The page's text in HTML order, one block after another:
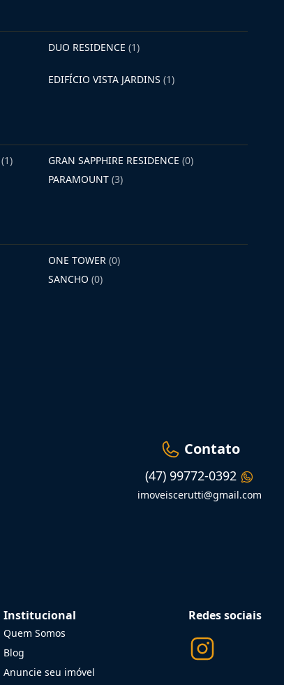
DUO RESIDENCE (1)
EDIFÍCIO VISTA JARDINS (1)
(1) GRAN SAPPHIRE RESIDENCE (0)
PARAMOUNT (3)
ONE TOWER (0)
SANCHO (0)
Contato
(47) 99772-0392
imoveiscerutti@gmail.com
Institucional
Quem Somos
Blog
Anuncie seu imóvel
Redes sociais